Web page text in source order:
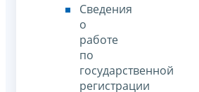
Сведения
о
работе
по
государственной
регистрации